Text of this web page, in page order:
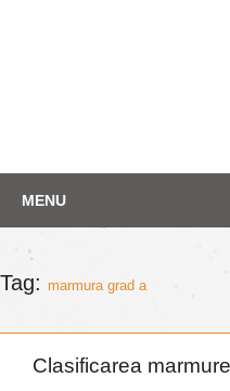
Depozit marmura
content
MENU
Tag: marmura grad a
Clasificarea